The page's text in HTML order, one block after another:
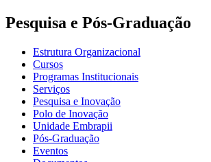
Pesquisa e Pós-Graduação
Estrutura Organizacional
Cursos
Programas Institucionais
Serviços
Pesquisa e Inovação
Polo de Inovação
Unidade Embrapii
Pós-Graduação
Eventos